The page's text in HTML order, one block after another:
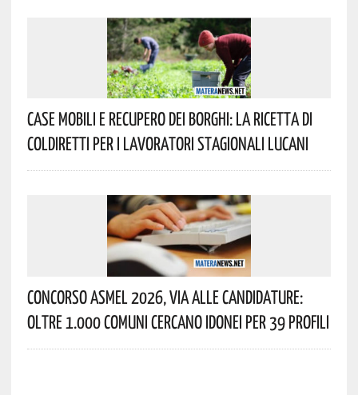
Case Mobili E Recupero Dei Borghi: La Ricetta Di
Coldiretti Per I Lavoratori Stagionali Lucani
Concorso Asmel 2026, Via Alle Candidature:
Oltre 1.000 Comuni Cercano Idonei Per 39 Profili